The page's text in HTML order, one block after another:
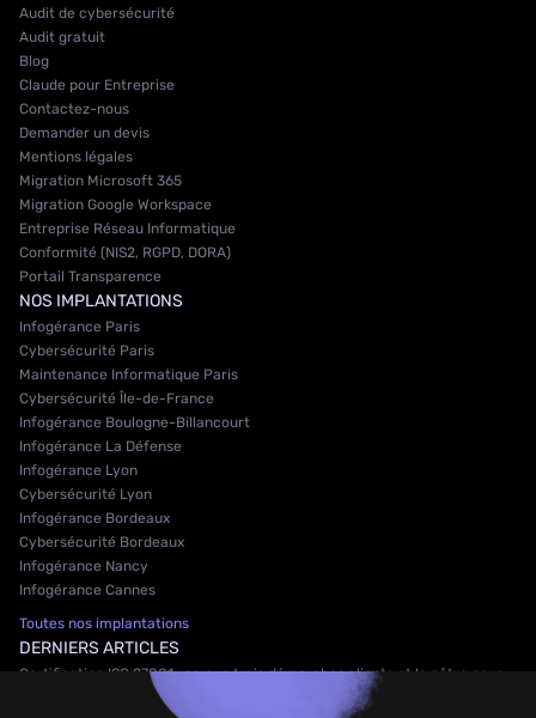
Audit de cybersécurité
Audit gratuit
Blog
Claude pour Entreprise
Contactez-nous
Demander un devis
Mentions légales
Migration Microsoft 365
Migration Google Workspace
Entreprise Réseau Informatique
Conformité (NIS2, RGPD, DORA)
Portail Transparence
NOS IMPLANTATIONS
Infogérance Paris
Cybersécurité Paris
Maintenance Informatique Paris
Cybersécurité Île-de-France
Infogérance Boulogne-Billancourt
Infogérance La Défense
Infogérance Lyon
Cybersécurité Lyon
Infogérance Bordeaux
Cybersécurité Bordeaux
Infogérance Nancy
Infogérance Cannes
Toutes nos implantations
DERNIERS ARTICLES
Certification ISO 27001 : ce que trois démarches clients et la nôtre nous